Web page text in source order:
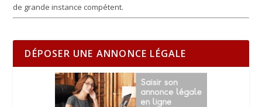
de grande instance compétent.
DÉPOSER UNE ANNONCE LÉGALE